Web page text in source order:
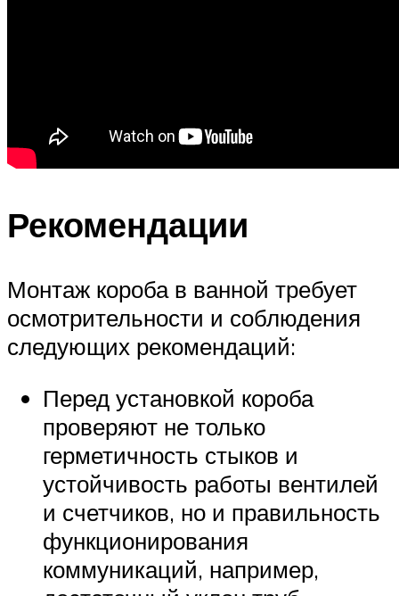
Рекомендации
Монтаж короба в ванной требует
осмотрительности и соблюдения
следующих рекомендаций:
Перед установкой короба
проверяют не только
герметичность стыков и
устойчивость работы вентилей
и счетчиков, но и правильность
функционирования
коммуникаций, например,